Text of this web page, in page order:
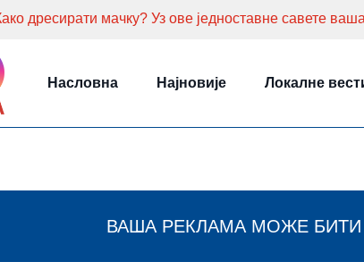
Насловна Најновије Локалне
ВАША РЕКЛАМА МОЖЕ